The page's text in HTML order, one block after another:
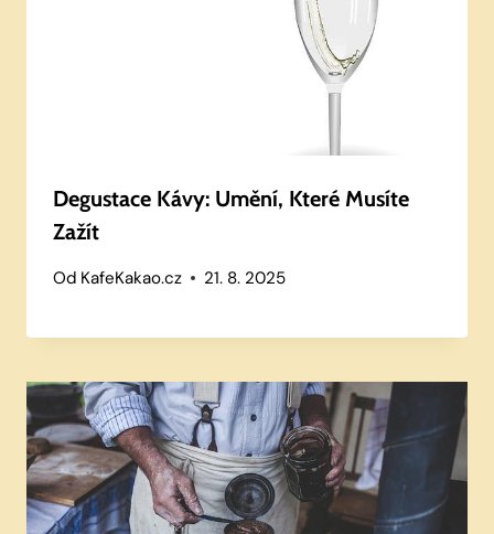
Degustace Kávy: Umění, Které Musíte
Zažít
Od KafeKakao.cz 21. 8. 2025